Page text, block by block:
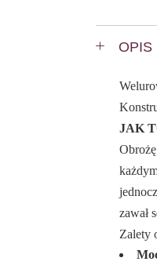
OPIS
JAK
zawał
Zalety